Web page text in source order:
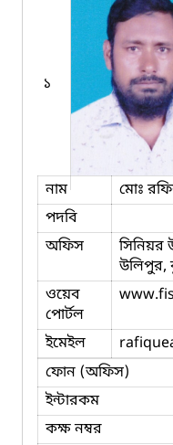
১
নাম
মোঃ
পদবি
অফিস
সিনিয়র
উলিপুর,
ওয়েব
পোর্টল
ইমেইল
ফোন (অফিস)
ইন্টারকম
কক্ষ নম্বর